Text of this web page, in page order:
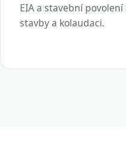
EIA a stavební
stavby a kolaudaci.